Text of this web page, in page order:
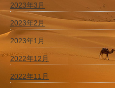
2023年3月
2023年2月
2023年1月
2022年12月
2022年11月